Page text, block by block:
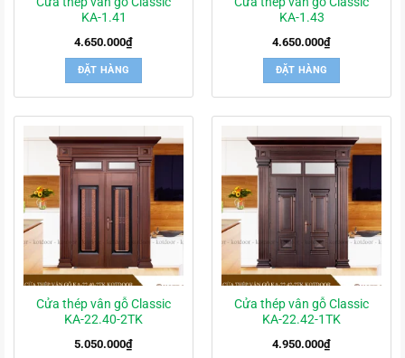
KA-1.41
4.650.000₫
ĐẶT HÀNG
KA-1.43
4.650.000₫
ĐẶT HÀNG
Cửa thép vân gỗ Classic
KA-22.40-2TK
5.050.000₫
Cửa thép vân gỗ Classic
KA-22.42-1TK
4.950.000₫